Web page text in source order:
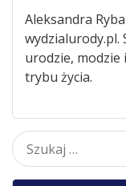
Aleksandra
wydzialurody.pl.
urodzie, modzie
trybu życia.
Szukaj: